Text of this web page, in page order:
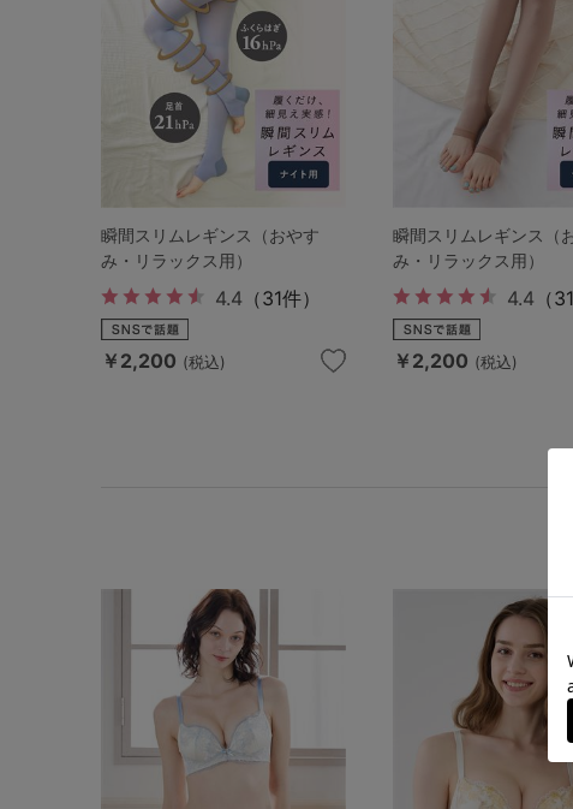
瞬間スリムレギンス（おやす
み・リラックス用）
4.4 （31件）
￥2,200 (税込)
瞬間スリムレギンス（
み・リラックス用）
4.4 （
￥2,200 (税込)